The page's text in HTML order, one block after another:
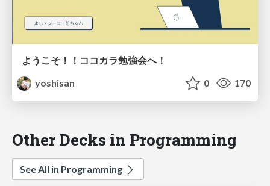
ようこそ！！ココカラ勉強会へ！
yoshisan
0 170
Other Decks in Programming
See All in Programming